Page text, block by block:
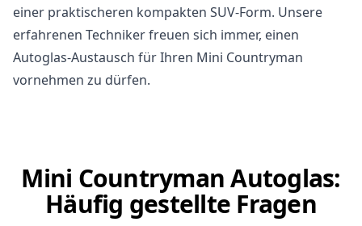
einer praktischeren kompakten SUV-Form. Unsere
erfahrenen Techniker freuen sich immer, einen
Autoglas-Austausch für Ihren Mini Countryman
vornehmen zu dürfen.
Mini Countryman Autoglas:
Häufig gestellte Fragen